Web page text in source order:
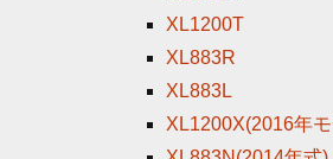
XL1200T
XL883R
XL883L
XL1200X(2016年